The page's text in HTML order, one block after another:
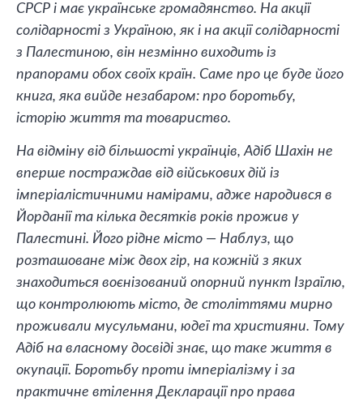
СРСР і має українське громадянство. На акції
солідарності з Україною, як і на акції солідарності
з Палестиною, він незмінно виходить із
прапорами обох своїх країн. Саме про це буде його
книга, яка вийде незабаром: про боротьбу,
історію життя та товариство.
На відміну від більшості українців, Адіб Шахін не
вперше постраждав від військових дій із
імперіалістичними намірами, адже народився в
Йорданії та кілька десятків років прожив у
Палестині. Його рідне місто — Наблуз, що
розташоване між двох гір, на кожній з яких
знаходиться воєнізований опорний пункт Ізраїлю,
що контролюють місто, де століттями мирно
проживали мусульмани, юдеї та християни. Тому
Адіб на власному досвіді знає, що таке життя в
окупації. Боротьбу проти імперіалізму і за
практичне втілення Декларації про права